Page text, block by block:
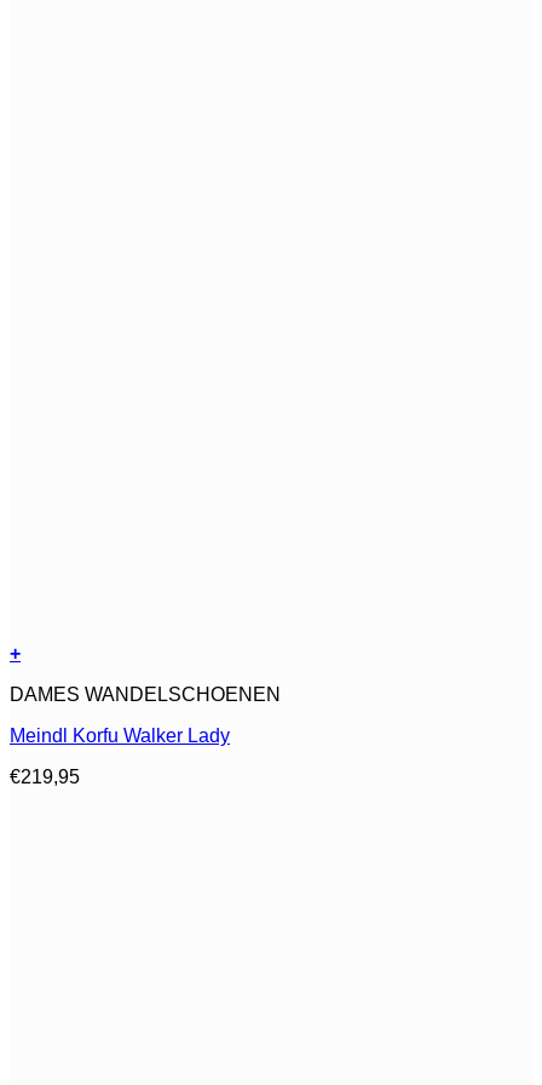
+
product
meerdere
Deze
DAMES WANDELSCHOENEN
Meindl Korfu Walker Lady
€219,95